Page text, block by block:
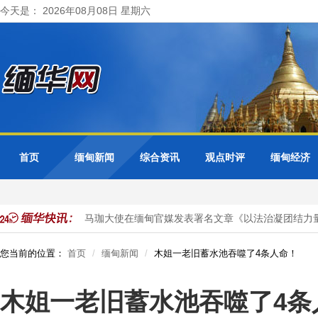
今天是： 2026年08月08日 星期六
首页 缅甸新闻 综合资讯 观点时评 缅甸经济
项目投资 马珈大使在缅甸官媒发表署名文章《以法治凝团结力
您当前的位置： 首页 缅甸新闻 木姐一老旧蓄水池吞噬了4条人命！
木姐一老旧蓄水池吞噬了4